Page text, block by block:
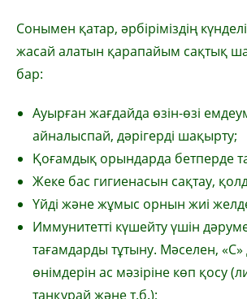
Сонымен қатар, әрбіріміздің
жасай алатын қарапайым сақтық
бар:
Ауырған жағдайда өзін-өзі
айналыспай, дәрігерді шақырту;
Қоғамдық орындарда бетперде
Жеке бас гигиенасын сақтау,
Үйді және жұмыс орнын жиі
Иммунитетті күшейту үшін
тағамдарды тұтыну. Мәселен, «С»
өнімдерін ас мәзіріне көп қосу
таңқурай және т.б.);